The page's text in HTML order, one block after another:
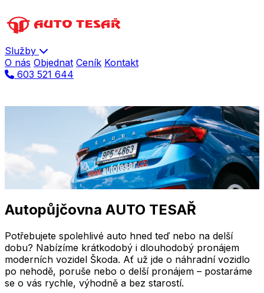
Služby
O nás Objednat Ceník Kontakt
603 521 644
Autopůjčovna
Náhradní vozidla
Objednat náhradní vozidlo
Autopůjčovna AUTO TESAŘ
Potřebujete spolehlivé auto hned teď nebo na delší
dobu? Nabízíme krátkodobý i dlouhodobý pronájem
moderních vozidel Škoda. Ať už jde o náhradní vozidlo
po nehodě, poruše nebo o delší pronájem – postaráme
se o vás rychle, výhodně a bez starostí.